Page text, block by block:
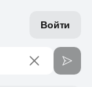
Войти